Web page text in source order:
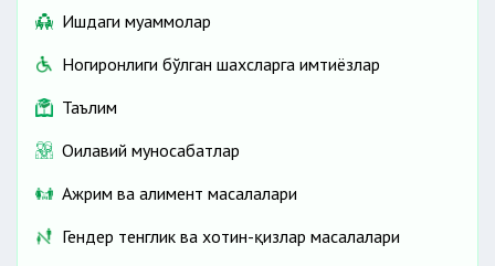
Ишдаги муаммолар
Ногиронлиги бўлган шахсларга имтиёзлар
Таълим
Оилавий муносабатлар
Ажрим ва алимент масалалари
Гендер тенглик ва хотин-қизлар масалалари